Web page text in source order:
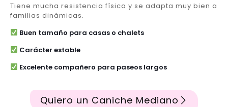
Tiene mucha resistencia física y se adapta muy bien a
familias dinámicas.
Buen tamaño para casas o chalets
Carácter estable
Excelente compañero para paseos largos
Quiero un Caniche Mediano